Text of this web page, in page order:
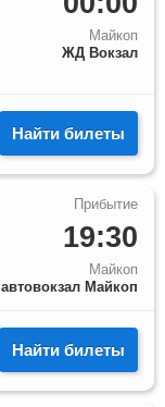
Майкоп
ЖД Вокзал
Найти билеты
19:30
Майкоп
автовокзал Майкоп
Найти билеты